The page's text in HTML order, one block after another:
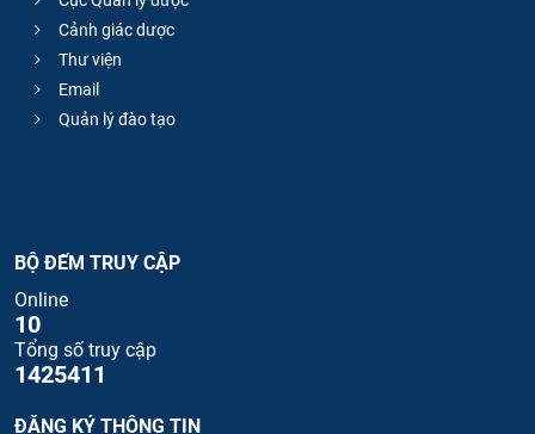
Cảnh giác dược
Thư viện
Email
Quản lý đào tạo
BỘ ĐẾM TRUY CẬP
Online
10
Tổng số truy cập
1425411
ĐĂNG KÝ THÔNG TIN